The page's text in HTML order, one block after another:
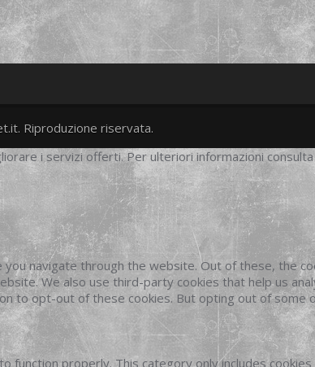
twittergoogleplus
facebook
Riproduzione riservata.
i servizi offerti. Per ulteriori informazioni
navigate through the website. Out of these, the
We also use third-party cookies that help us
to opt-out of these cookies. But opting out of some
function properly. This category only includes